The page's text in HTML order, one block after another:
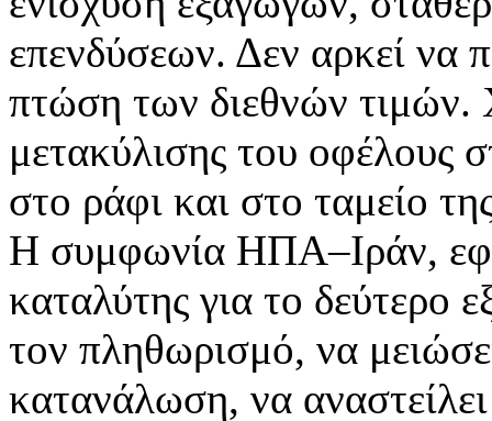
επενδύσεων. Δεν αρκεί να
πτώση των διεθνών τιμών.
μετακύλισης του οφέλους
στο ράφι και στο ταμείο
Η συμφωνία ΗΠΑ–Ιράν,
καταλύτης για το δεύτερο
τον πληθωρισμό, να
κατανάλωση, να